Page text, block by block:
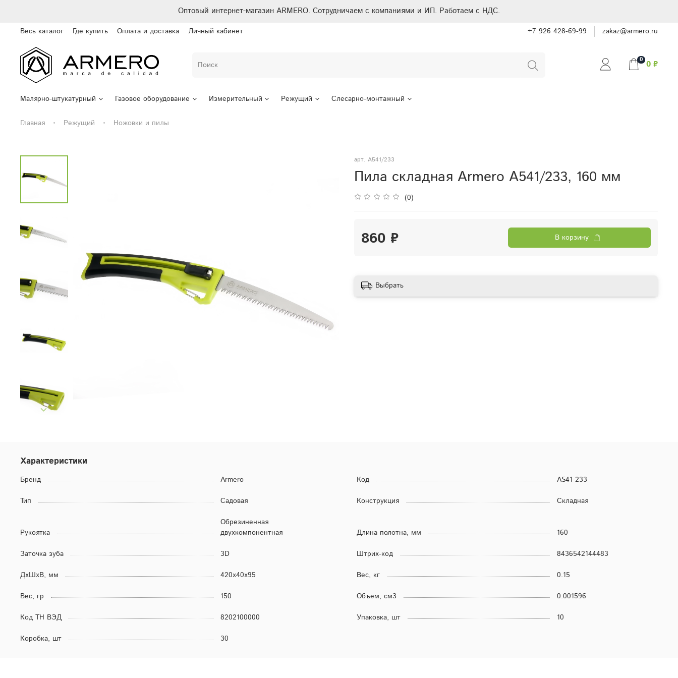
Оптовый интернет-магазин ARMERO. Сотрудничаем с компаниями и ИП. Работаем с НДС.
Весь каталог Где купить Оплата и доставка Личный кабинет +7 926 428-69-99 zakaz@armero.ru
0 0 ₽
Малярно-штукатурный Газовое оборудование Измерительный Режущий Слесарно-монтажный
Главная Режущий Ножовки и пилы
арт. A541/233
Пила складная Armero A541/233, 160 мм
(0)
860 ₽ В корзину
Выбрать
Характеристики
Бренд Armero Код AS41-233
Тип Садовая Конструкция Складная
Рукоятка
Обрезиненная
двухкомпонентная
Длина полотна, мм 160
Заточка зуба 3D Штрих-код 8436542144483
ДхШхВ, мм 420х40х95 Вес, кг 0.15
Вес, гр 150 Объем, см3 0.001596
Код ТН ВЭД 8202100000 Упаковка, шт 10
Коробка, шт 30